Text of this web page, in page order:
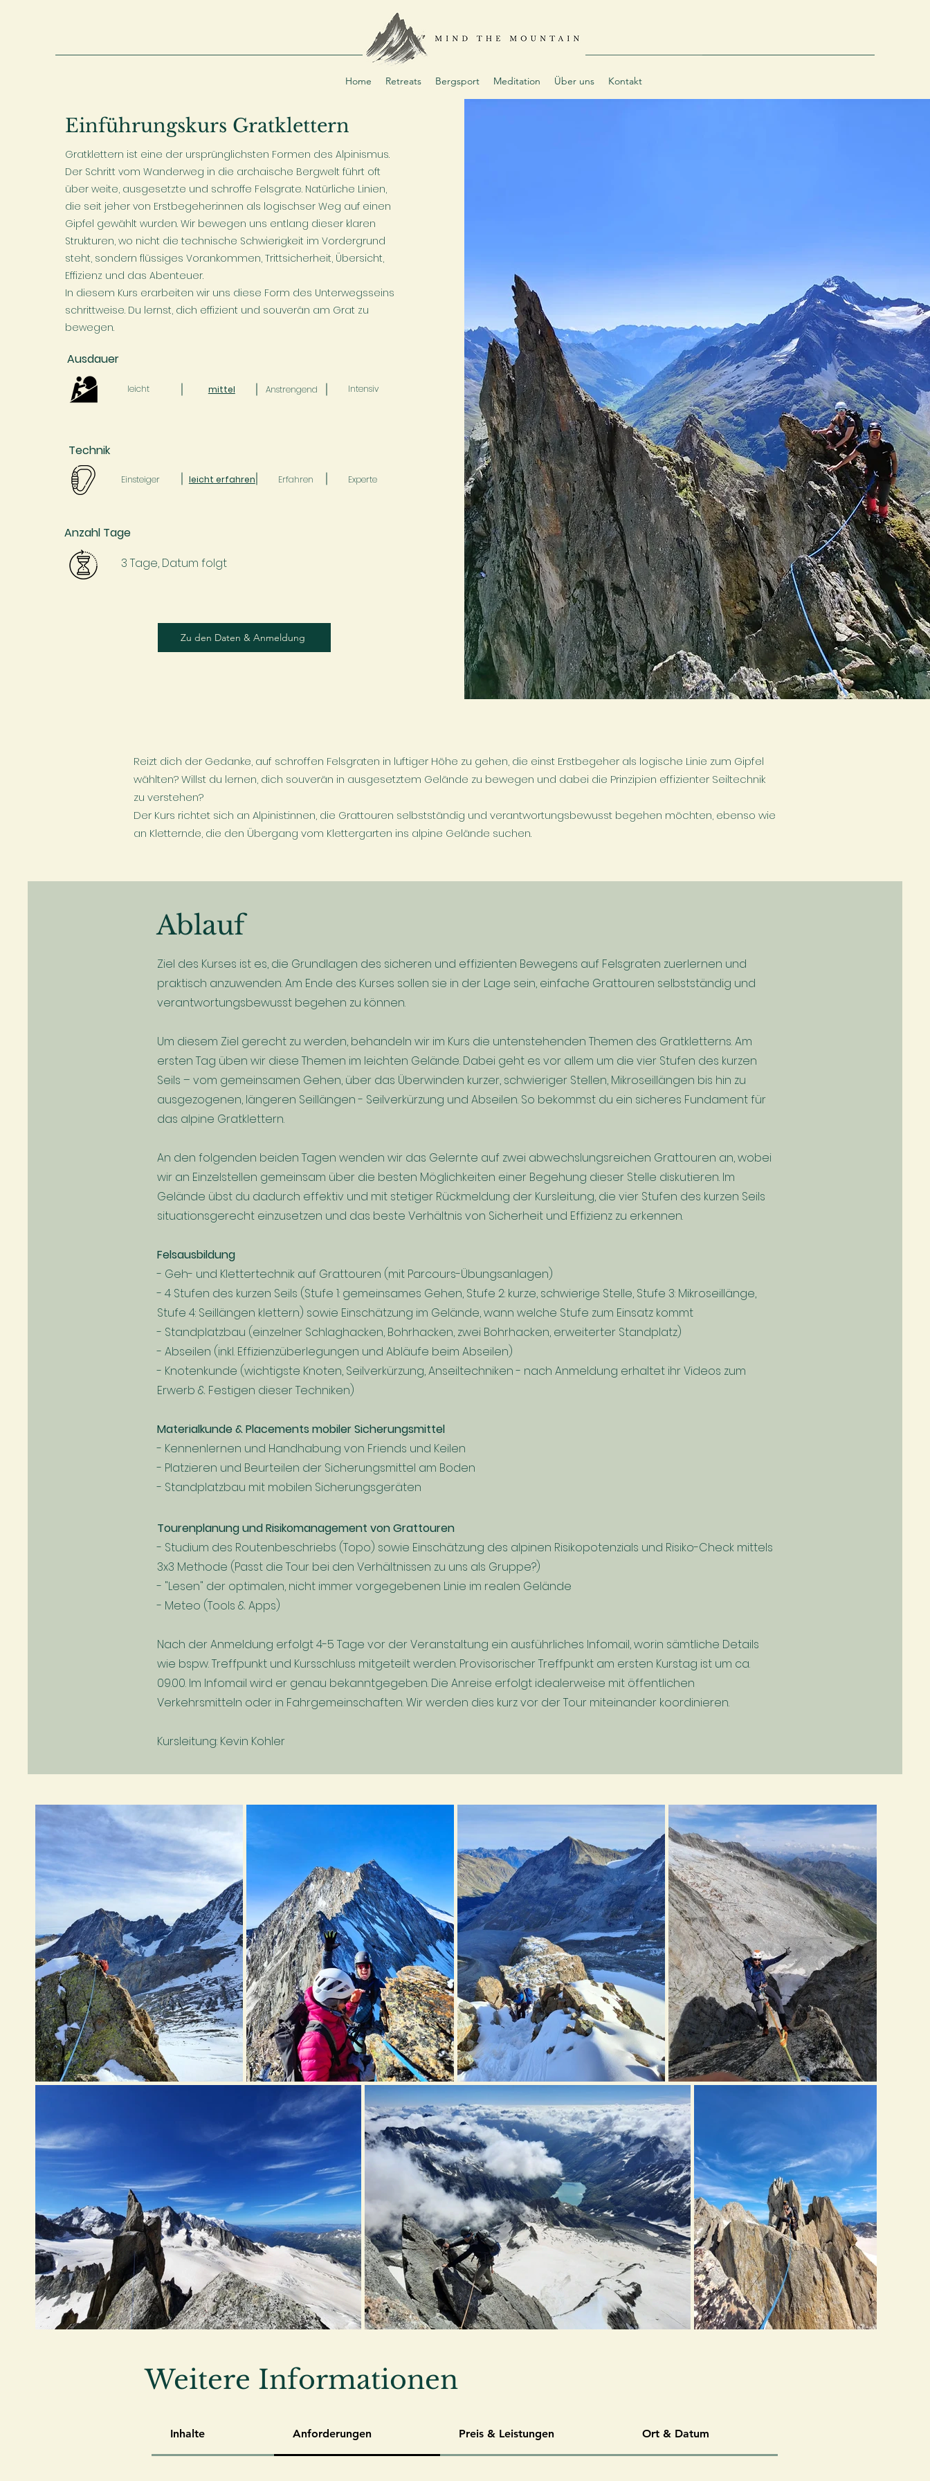
Home Retreats Bergsport Meditation Über uns Kontakt
Einführungskurs Gratklettern
Gratklettern ist eine der ursprünglichsten Formen des Alpinismus.
Der Schritt vom Wanderweg in die archaische Bergwelt führt oft
über weite, ausgesetzte und schroffe Felsgrate. Natürliche Linien,
die seit jeher von Erstbegeher:innen als logischser Weg auf einen
Gipfel gewählt wurden. Wir bewegen uns entlang dieser klaren
Strukturen, wo nicht die technische Schwierigkeit im Vordergrund
steht, sondern flüssiges Vorankommen, Trittsicherheit, Übersicht,
Effizienz und das Abenteuer.
In diesem Kurs erarbeiten wir uns diese Form des Unterwegsseins
schrittweise. Du lernst, dich effizient und souverän am Grat zu
bewegen.
leicht mittel Anstrengend Intensiv
Ausdauer
Technik
Einsteiger leicht erfahren Erfahren Experte
Anzahl Tage
3 Tage, Datum folgt
Zu den Daten & Anmeldung
Reizt dich der Gedanke, auf schroffen Felsgraten in luftiger Höhe zu gehen, die einst Erstbegeher als logische Linie zum Gipfel
wählten? Willst du lernen, dich souverän in ausgesetztem Gelände zu bewegen und dabei die Prinzipien effizienter Seiltechnik
zu verstehen?
​Der Kurs richtet sich an Alpinist:innen, die Grattouren selbstständig und verantwortungsbewusst begehen möchten, ebenso wie
an Kletternde, die den Übergang vom Klettergarten ins alpine Gelände suchen.
Ablauf
Ziel des Kurses ist es, die Grundlagen des sicheren und effizienten Bewegens auf Felsgraten zuerlernen und
praktisch anzuwenden. Am Ende des Kurses sollen sie in der Lage sein, einfache Grattouren selbstständig und
verantwortungsbewusst begehen zu können.
Um diesem Ziel gerecht zu werden, behandeln wir im Kurs die untenstehenden Themen des Gratkletterns.Am
ersten Tag üben wir diese Themen im leichten Gelände. Dabei geht es vor allem um die vier Stufen des kurzen
Seils – vom gemeinsamen Gehen, über das Überwinden kurzer, schwieriger Stellen, Mikroseillängen bis hin zu
ausgezogenen, längeren Seillängen - Seilverkürzung und Abseilen. So bekommst du ein sicheres Fundament für
das alpine Gratklettern.
An den folgenden beiden Tagen wenden wir das Gelernte auf zwei abwechslungsreichen Grattouren an, wobei
wir an Einzelstellen gemeinsam über die besten Möglichkeiten einer Begehung dieser Stelle diskutieren. Im
Gelände übst du dadurch effektiv und mit stetiger Rückmeldung der Kursleitung, die vier Stufen des kurzen Seils
situationsgerecht einzusetzen und das beste Verhältnis von Sicherheit und Effizienz zu erkennen.
Felsausbildung
- Geh- und Klettertechnik auf Grattouren (mit Parcours-Übungsanlagen)
- 4 Stufen des kurzen Seils (Stufe 1: gemeinsames Gehen, Stufe 2: kurze, schwierige Stelle, Stufe 3: Mikroseillänge,
Stufe 4: Seillängen klettern) sowie Einschätzung im Gelände, wann welche Stufe zum Einsatz kommt
- Standplatzbau (einzelner Schlaghacken, Bohrhacken, zwei Bohrhacken, erweiterter Standplatz)
- Abseilen (inkl. Effizienzüberlegungen und Abläufe beim Abseilen)
- Knotenkunde (wichtigste Knoten, Seilverkürzung, Anseiltechniken - nach Anmeldung erhaltet ihr Videos zum
Erwerb & Festigen dieser Techniken)
Materialkunde & Placements mobiler Sicherungsmittel
- Kennenlernen und Handhabung von Friends und Keilen
- Platzieren und Beurteilen der Sicherungsmittel am Boden
- Standplatzbau mit mobilen Sicherungsgeräten
Tourenplanung und Risikomanagement von Grattouren
- Studium des Routenbeschriebs (Topo) sowie Einschätzung des alpinen Risikopotenzials und Risiko-Check mittels
3x3 Methode (Passt die Tour bei den Verhältnissen zu uns als Gruppe?)
- "Lesen" der optimalen, nicht immer vorgegebenen Linie im realen Gelände
- Meteo (Tools & Apps)
Nach der Anmeldung erfolgt 4-5 Tage vor der Veranstaltung ein ausführliches Infomail, worin sämtliche Details
wie bspw. Treffpunkt und Kursschluss mitgeteilt werden. Provisorischer Treffpunkt am ersten Kurstag ist um ca.
09.00. Im Infomail wird er genau bekanntgegeben. Die Anreise erfolgt idealerweise mit öffentlichen
Verkehrsmitteln oder in Fahrgemeinschaften. Wir werden dies kurz vor der Tour miteinander koordinieren.
Kursleitung: Kevin Kohler
Weitere Informationen
Inhalte Anforderungen Preis & Leistungen Ort & Datum